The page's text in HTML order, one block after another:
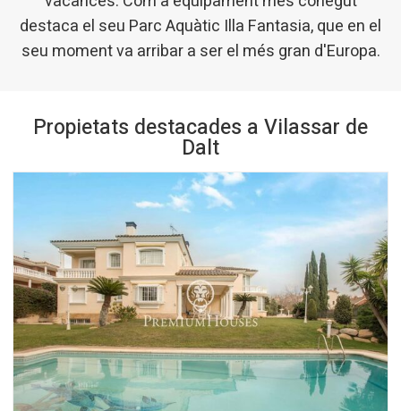
destaca el seu Parc Aquàtic Illa Fantasia, que en el
seu moment va arribar a ser el més gran d'Europa.
Propietats destacades a Vilassar de
Dalt